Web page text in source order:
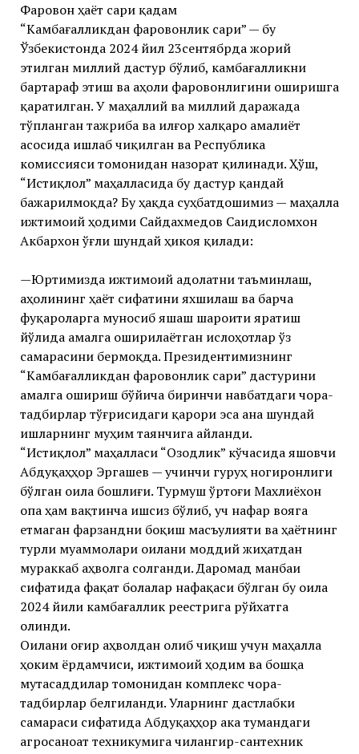
Фаровон ҳаёт сари қадам
“Камбағалликдан фаровонлик сари” — бу
Ўзбекистонда 2024 йил 23сентябрда жорий
этилган миллий дастур бўлиб, камбағалликни
бартараф этиш ва аҳоли фаровонлигини оширишга
қаратилган. У маҳаллий ва миллий даражада
тўпланган тажриба ва илғор халқаро амалиёт
асосида ишлаб чиқилган ва Республика
комиссияси томонидан назорат қилинади. Ҳўш,
“Истиқлол” маҳалласида бу дастур қандай
бажарилмоқда? Бу ҳақда суҳбатдошимиз — маҳалла
ижтимоий ҳодими Сайдахмедов Саидисломхон
Акбархон ўғли шундай ҳикоя қилади:
—Юртимизда ижтимоий адолатни таъминлаш,
аҳолининг ҳаёт сифатини яхшилаш ва барча
фуқароларга муносиб яшаш шароити яратиш
йўлида амалга оширилаётган ислоҳотлар ўз
самарасини бермоқда. Президентимизнинг
“Камбағалликдан фаровонлик сари” дастурини
амалга ошириш бўйича биринчи навбатдаги чора-
тадбирлар тўғрисидаги қарори эса ана шундай
ишларнинг муҳим таянчига айланди.
“Истиқлол” маҳалласи “Озодлик” кўчасида яшовчи
Абдуқаҳҳор Эргашев — учинчи гуруҳ ногиронлиги
бўлган оила бошлиғи. Турмуш ўртоғи Махлиёхон
опа ҳам вақтинча ишсиз бўлиб, уч нафар вояга
етмаган фарзандни боқиш масъулияти ва ҳаётнинг
турли муаммолари оилани моддий жиҳатдан
мураккаб аҳволга солганди. Даромад манбаи
сифатида фақат болалар нафақаси бўлган бу оила
2024 йили камбағаллик реестрига рўйхатга
олинди.
Оилани оғир аҳволдан олиб чиқиш учун маҳалла
ҳоким ёрдамчиси, ижтимоий ҳодим ва бошқа
мутасаддилар томонидан комплекс чора-
тадбирлар белгиланди. Уларнинг дастлабки
самараси сифатида Абдуқаҳҳор ака тумандаги
агросаноат техникумига чилангир-сантехник